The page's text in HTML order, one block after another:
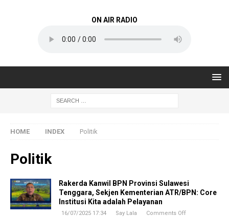
ON AIR RADIO
HOME INDEX Politik
Politik
Rakerda Kanwil BPN Provinsi Sulawesi
Tenggara, Sekjen Kementerian ATR/BPN: Core
Institusi Kita adalah Pelayanan
16/07/2025 17:34 Say Lala Comments Off